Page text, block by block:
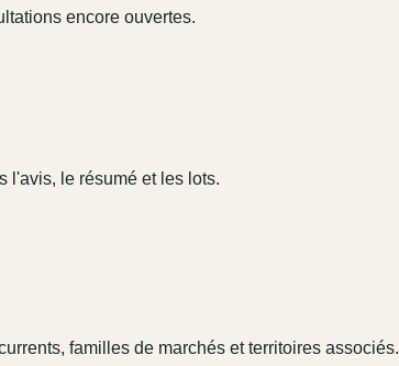
encore ouvertes.
l'avis, le résumé et les lots.
familles de marchés et territoires associés.